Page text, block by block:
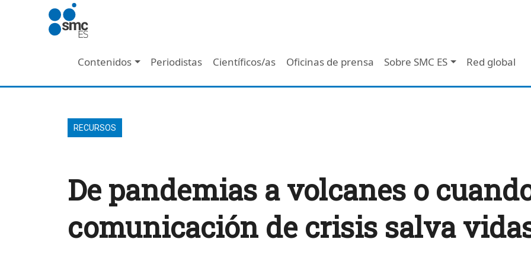
Pasar al contenido principal
Navegación principal - Header
Contenidos Periodistas Científicos/as Oficinas de prensa Sobre SMC ES Red global
RECURSOS
De pandemias a volcanes o
comunicación de crisis salva